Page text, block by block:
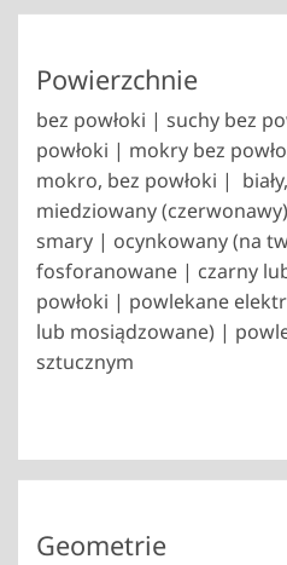
Powierzchnie
bez powłoki | suchy bez
powłoki | mokry bez
mokro, bez powłoki |
miedziowany
smary | ocynkowany (na
fosforanowane | czarny
powłoki | powlekane
lub mosiądzowane) |
sztucznym
Geometrie